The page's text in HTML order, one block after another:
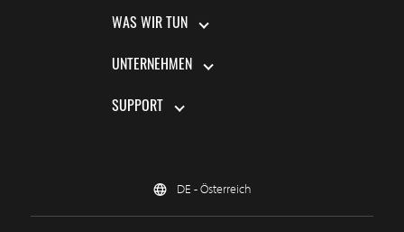
WAS WIR TUN
UNTERNEHMEN
SUPPORT
DE - Österreich